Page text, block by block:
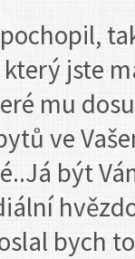
jste
mu
ve
být
bych